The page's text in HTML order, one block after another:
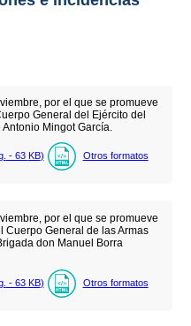
por el que se promueve
General del Ejército del
Mingot García.
- 63 KB) Otros formatos
por el que se promueve
General de las Armas
don Manuel Borra
- 63 KB) Otros formatos